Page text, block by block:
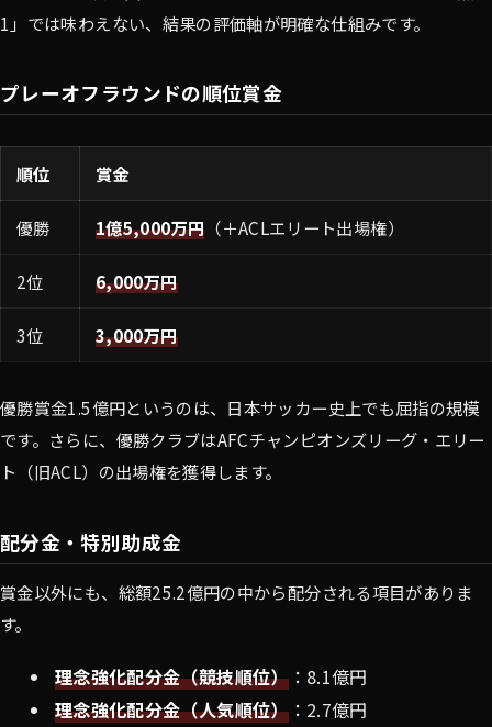
1」では味わえない、結果の評価軸が明確な仕組みです。
プレーオフラウンドの順位賞金
順位 賞金
優勝 1億5,000万円 （＋ACLエリート出場権）
2位 6,000万円
3位 3,000万円
優勝賞金1.5億円というのは、日本サッカー史上でも屈指の規模
です。さらに、優勝クラブはAFCチャンピオンズリーグ・エリー
ト（旧ACL）の出場権を獲得します。
配分金・特別助成金
賞金以外にも、総額25.2億円の中から配分される項目がありま
す。
理念強化配分金（競技順位）：8.1億円
理念強化配分金（人気順位）：2.7億円